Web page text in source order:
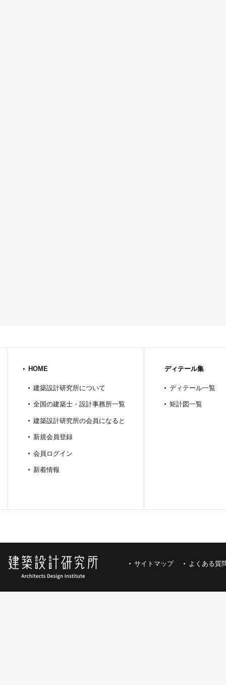
HOME
建築設計研究所について
全国の建築士・設計事務所一覧
建築設計研究所の会員になると
新規会員登録
会員ログイン
新着情報
ディテール集
ディテール一覧
矩計図一覧
サイトマップ よくある質